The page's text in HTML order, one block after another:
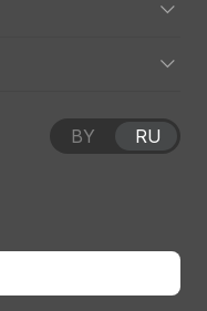
BY RU